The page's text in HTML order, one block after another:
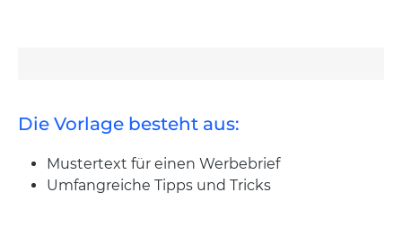
Die Vorlage besteht aus:
Mustertext für einen Werbebrief
Umfangreiche Tipps und Tricks